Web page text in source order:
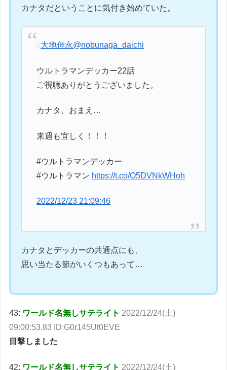
カナタだということに気付き始めていた。
大地伸永@nobunaga_daichi
ウルトラマンデッカー22話
ご視聴ありがとうございました。
カナタ、おまえ…
来週も宜しく！！！
#ウルトラマンデッカー
#ウルトラマン https://t.co/O5DVNkWHoh
2022/12/23 21:09:46
カナタとデッカーの共通点にも、
思い当たる節がいくつもあって…
43: ワールド名無しサテライト 2022/12/24(土)
09:00:53.83 ID:G0r145Ut0EVE
目撃しました
42: ワールド名無しサテライト 2022/12/24(土)